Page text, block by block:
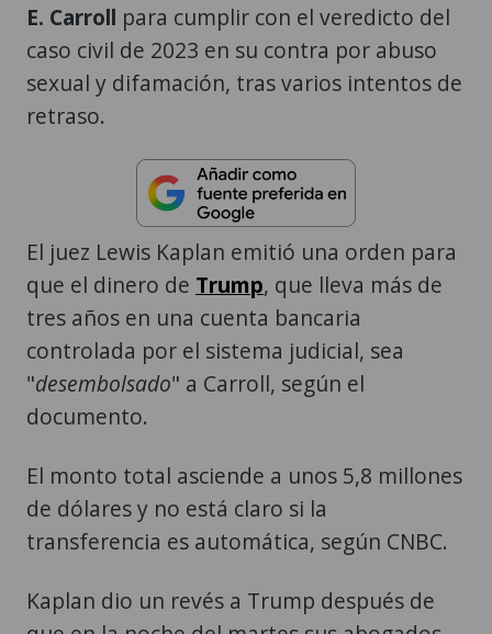
E. Carroll para cumplir con el veredicto del
caso civil de 2023 en su contra por abuso
sexual y difamación, tras varios intentos de
retraso.
El juez Lewis Kaplan emitió una orden para
que el dinero de Trump, que lleva más de
tres años en una cuenta bancaria
controlada por el sistema judicial, sea
"desembolsado" a Carroll, según el
documento.
El monto total asciende a unos 5,8 millones
de dólares y no está claro si la
transferencia es automática, según CNBC.
Kaplan dio un revés a Trump después de